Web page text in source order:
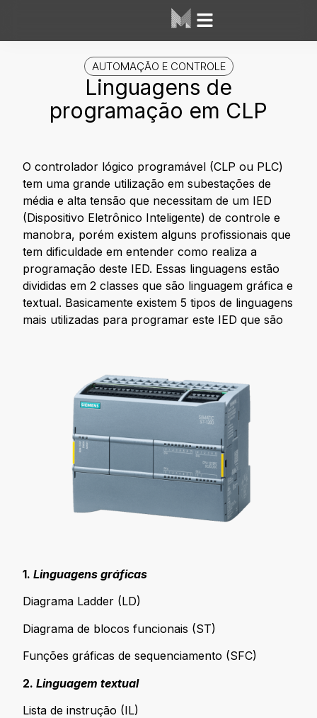
AUTOMAÇÃO E CONTROLE
Linguagens de
programação em CLP
O controlador lógico programável (CLP ou PLC)
tem uma grande utilização em subestações de
média e alta tensão que necessitam de um IED
(Dispositivo Eletrônico Inteligente) de controle e
manobra, porém existem alguns profissionais que
tem dificuldade em entender como realiza a
programação deste IED. Essas linguagens estão
divididas em 2 classes que são linguagem gráfica e
textual. Basicamente existem 5 tipos de linguagens
mais utilizadas para programar este IED que são
1.Linguagens gráficas
Diagrama Ladder (LD)
Diagrama de blocos funcionais (ST)
Funções gráficas de sequenciamento (SFC)
2.Linguagem textual
Lista de instrução (IL)